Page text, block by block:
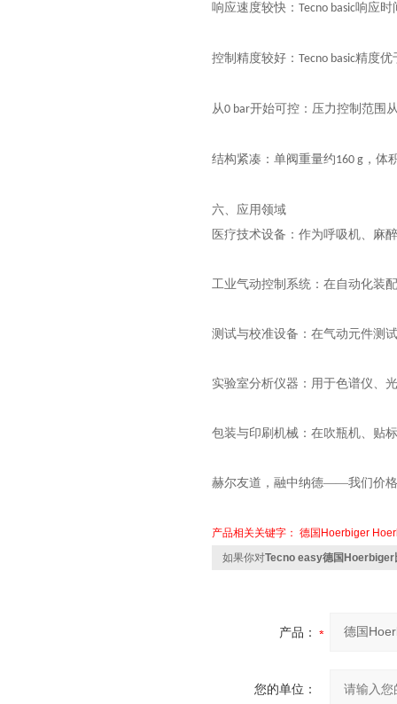
响应速度较快： Tecno basic响应时
控制精度较好： Tecno basic精度优
从0 bar开始可控：压力控制范围
结构紧凑：单阀重量约160 g ，体
六、应用领域
医疗技术设备：作为呼吸机、麻
工业气动控制系统：在自动化装
测试与校准设备：在气动元件测
实验室分析仪器：用于色谱仪、
包装与印刷机械：在吹瓶机、贴
赫尔友道，融中纳德——我们价格
产品相关关键字： 德国Hoerbiger
如果你对Tecno easy德国Hoerbiger
产品：
您的单位：